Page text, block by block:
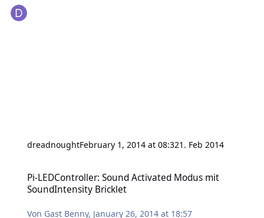
dreadnoughtFebruary 1, 2014 at 08:321. Feb 2014
Pi-LEDController: Sound Activated Modus mit
SoundIntensity Bricklet
Von Gast Benny, January 26, 2014 at 18:57